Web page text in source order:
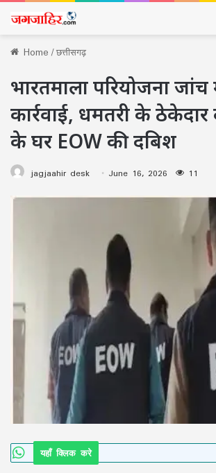
Home/छत्तीसगढ़
भारतमाला परियोजना जांच
कार्रवाई, धमतरी के ठेकेदार
के घर EOW की दबिश
jagjaahir desk June 16, 2026 11
यहाँ क्लिक करे